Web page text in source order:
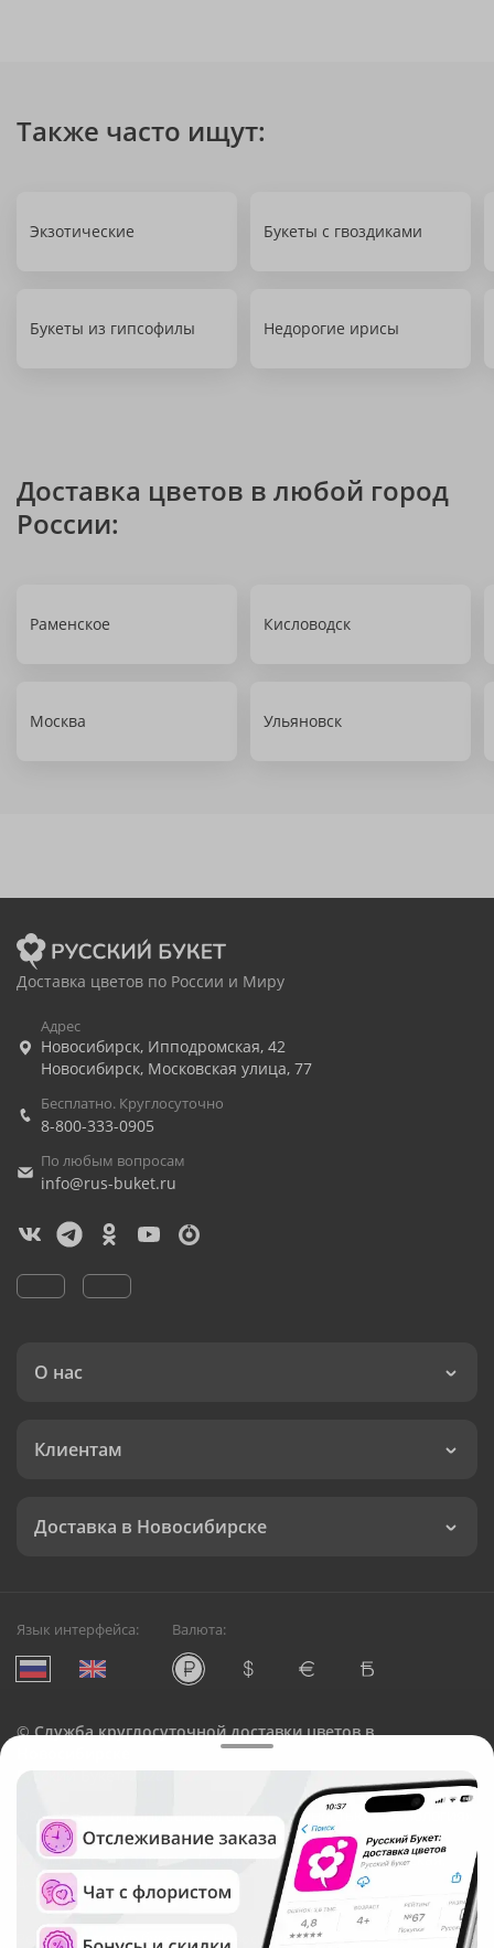
Также часто ищут:
Экзотические Букеты с гвоздиками
Букеты из гипсофилы Недорогие ирисы
Доставка цветов в любой город
России:
Раменское Кисловодск
Москва Ульяновск
Доставка цветов по России и Миру
Адрес
Новосибирск, Ипподромская, 42
Новосибирск, Московская улица, 77
Бесплатно. Круглосуточно
8-800-333-0905
По любым вопросам
info@rus-buket.ru
О нас
Клиентам
Доставка в Новосибирске
Язык интерфейса: Валюта:
©Служба круглосуточной доставки цветов в
Русский Букет, 2026
Общество с ограниченной ответственностью «Технология»
ОГРН: 1195476081745, ИНН: 5410081997
Юридический адрес: г. Новосибирск, ул. Ипподромская,
д.42, оф. 3
Рейтинг Русского букета в г. Новосибирск